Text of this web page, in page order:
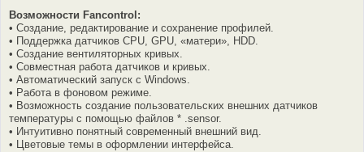
Возможности Fancontrol:
• Создание, редактирование и сохранение профилей.
• Поддержка датчиков CPU, GPU, «матери», HDD.
• Создание вентиляторных кривых.
• Совместная работа датчиков и кривых.
• Автоматический запуск с Windows.
• Работа в фоновом режиме.
• Возможность создание пользовательских внешних датчиков
температуры с помощью файлов * .sensor.
• Интуитивно понятный современный внешний вид.
• Цветовые темы в оформлении интерфейса.